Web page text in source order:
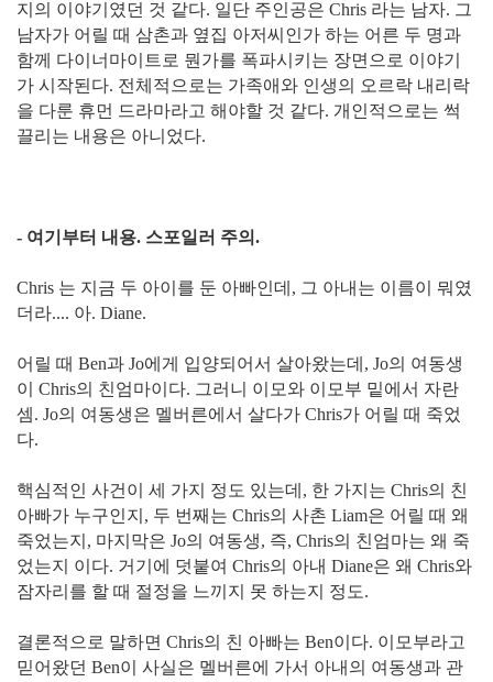
지의 이야기였던 것 같다. 일단 주인공은 Chris 라는 남자. 그
남자가 어릴 때 삼촌과 옆집 아저씨인가 하는 어른 두 명과
함께 다이너마이트로 뭔가를 폭파시키는 장면으로 이야기
가 시작된다. 전체적으로는 가족애와 인생의 오르락 내리락
을 다룬 휴먼 드라마라고 해야할 것 같다. 개인적으로는 썩
끌리는 내용은 아니었다.
- 여기부터 내용. 스포일러 주의.
Chris 는 지금 두 아이를 둔 아빠인데, 그 아내는 이름이 뭐였
더라.... 아. Diane.
어릴 때 Ben과 Jo에게 입양되어서 살아왔는데, Jo의 여동생
이 Chris의 친엄마이다. 그러니 이모와 이모부 밑에서 자란
셈. Jo의 여동생은 멜버른에서 살다가 Chris가 어릴 때 죽었
다.
핵심적인 사건이 세 가지 정도 있는데, 한 가지는 Chris의 친
아빠가 누구인지, 두 번째는 Chris의 사촌 Liam은 어릴 때 왜
죽었는지, 마지막은 Jo의 여동생, 즉, Chris의 친엄마는 왜 죽
었는지 이다. 거기에 덧붙여 Chris의 아내 Diane은 왜 Chris와
잠자리를 할 때 절정을 느끼지 못 하는지 정도.
결론적으로 말하면 Chris의 친 아빠는 Ben이다. 이모부라고
믿어왔던 Ben이 사실은 멜버른에 가서 아내의 여동생과 관